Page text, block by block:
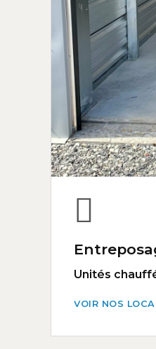
Unités
VOIR NOS